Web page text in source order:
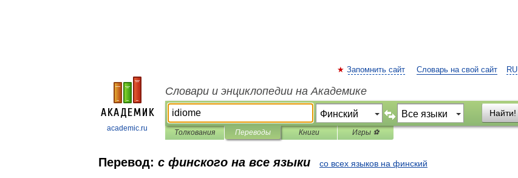
academic.ru
RU
Запомнить сайт Словарь на свой сайт
Словари и энциклопедии на Академике
Найти!
Толкования Переводы Книги Игры ⚽
Перевод: с финского на все языки со всех языков на финский